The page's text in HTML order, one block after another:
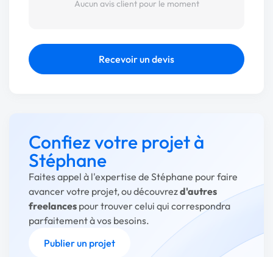
Aucun avis client pour le moment
Recevoir un devis
Confiez votre projet à
Stéphane
Faites appel à l'expertise de Stéphane pour faire
avancer votre projet, ou découvrezd'autres
freelances pour trouver celui qui correspondra
parfaitement à vos besoins.
Publier un projet